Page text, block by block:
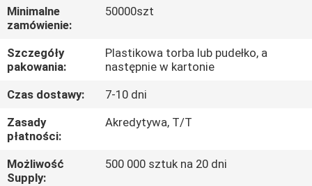
KONTROLA
JAKOŚCI
SKONTAKTUJ
SIĘ
Z
NAMI
Minimalne
zamówienie:
50000szt
Szczegóły
pakowania:
Plastikowa torba lub pudełko, a
następnie w kartonie
Czas dostawy:
7-10 dni
Zasady
płatności:
Akredytywa, T/T
Możliwość
Supply:
500 000 sztuk na 20 dni